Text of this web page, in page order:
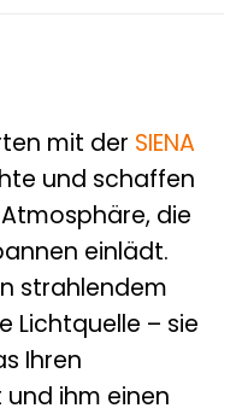
mit der SIENA
und schaffen
die
einlädt.
strahlendem
Lichtquelle – sie
Ihren
ihm einen